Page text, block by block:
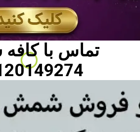
تماس باکافه